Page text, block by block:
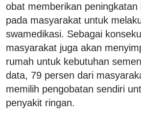
obat memberikan peningkatan
pada masyarakat untuk
swamedikasi. Sebagai
masyarakat juga akan
rumah untuk kebutuhan
data, 79 persen dari
memilih pengobatan sendiri
penyakit ringan.